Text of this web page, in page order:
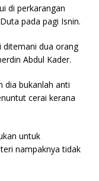
di perkarangan
pada pagi Isnin.
ditemani dua orang
Abdul Kader.
dia bukanlah anti
cerai kerana
untuk
nampaknya tidak